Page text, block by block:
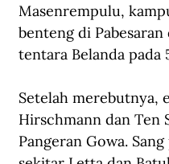
Masenrempulu,
benteng di
tentara Belanda pada
Setelah merebutnya,
Hirschmann dan Ten
Pangeran Gowa.